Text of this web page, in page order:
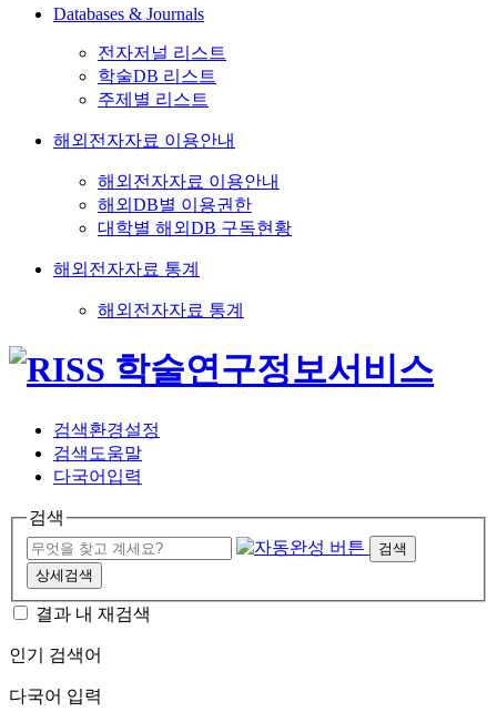
Databases & Journals
전자저널 리스트
학술DB 리스트
주제별 리스트
해외전자자료 이용안내
해외전자자료 이용안내
해외DB별 이용권한
대학별 해외DB 구독현황
해외전자자료 통계
해외전자자료 통계
검색환경설정
검색도움말
다국어입력
검색
검색
상세검색
결과 내 재검색
인기 검색어
다국어 입력